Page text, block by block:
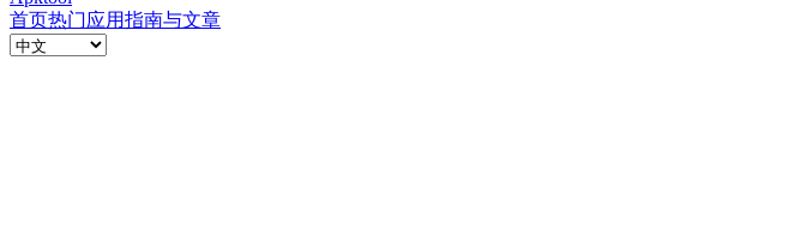
首页热门应用指南与文章